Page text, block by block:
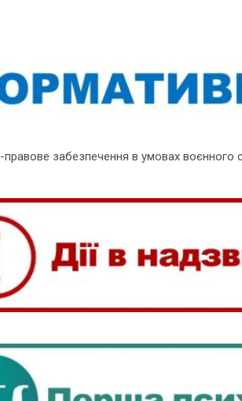
забезпечення в умовах воєнного